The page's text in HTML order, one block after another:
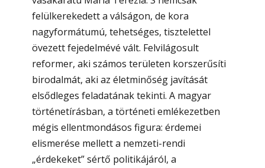
felülkerekedett a válságon, de kora
nagyformátumú, tehetséges, tisztelettel
övezett fejedelmévé vált. Felvilágosult
reformer, aki számos területen korszerűsíti
birodalmát, aki az életminőség javítását
elsődleges feladatának tekinti. A magyar
történetírásban, a történeti emlékezetben
mégis ellentmondásos figura: érdemei
elismerése mellett a nemzeti-rendi
„érdekeket” sértő politikájáról, a